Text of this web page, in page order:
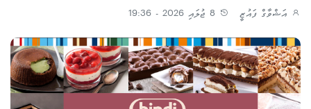
އަޝްވާގް ފައުޒީ